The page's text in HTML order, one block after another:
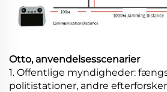
Otto, anvendelsesscenarier
1. Offentlige myndigheder:
politistationer, andre